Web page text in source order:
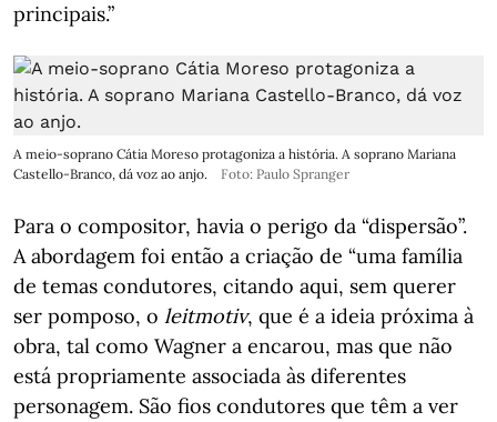
principais.”
A meio-soprano Cátia Moreso protagoniza a história. A soprano Mariana
Castello-Branco, dá voz ao anjo.
Foto: Paulo Spranger
Para o compositor, havia o perigo da “dispersão”.
A abordagem foi então a criação de “uma família
de temas condutores, citando aqui, sem querer
ser pomposo, o leitmotiv, que é a ideia próxima à
obra, tal como Wagner a encarou, mas que não
está propriamente associada às diferentes
personagem. São fios condutores que têm a ver